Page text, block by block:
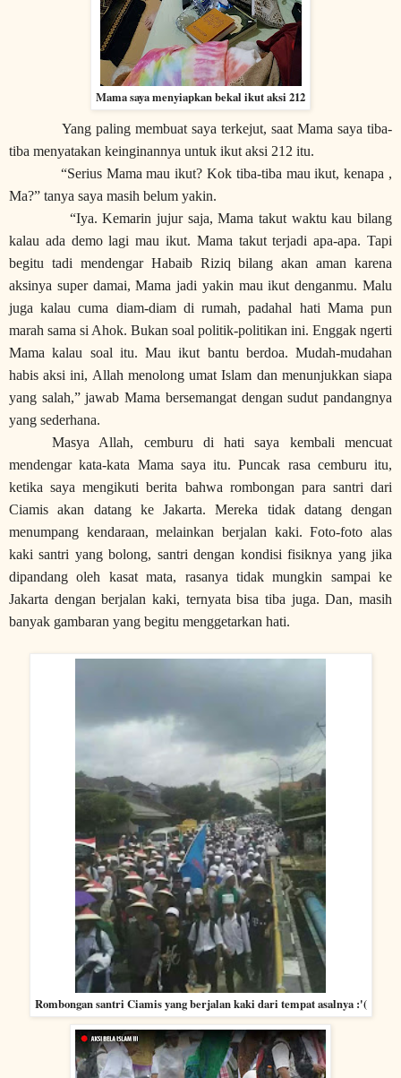
Mama saya menyiapkan bekal ikut aksi 212
Yang paling membuat saya terkejut, saat Mama saya tiba-
tiba menyatakan keinginannya untuk ikut aksi 212 itu.
“Serius Mama mau ikut? Kok tiba-tiba mau ikut, kenapa ,
Ma?” tanya saya masih belum yakin.
“Iya. Kemarin jujur saja, Mama takut waktu kau bilang
kalau ada demo lagi mau ikut. Mama takut terjadi apa-apa. Tapi
begitu tadi mendengar Habaib Riziq bilang akan aman karena
aksinya super damai, Mama jadi yakin mau ikut denganmu. Malu
juga kalau cuma diam-diam di rumah, padahal hati Mama pun
marah sama si Ahok. Bukan soal politik-politikan ini. Enggak ngerti
Mama kalau soal itu. Mau ikut bantu berdoa. Mudah-mudahan
habis aksi ini, Allah menolong umat Islam dan menunjukkan siapa
yang salah,” jawab Mama bersemangat dengan sudut pandangnya
yang sederhana.
Masya Allah, cemburu di hati saya kembali mencuat
mendengar kata-kata Mama saya itu. Puncak rasa cemburu itu,
ketika saya mengikuti berita bahwa rombongan para santri dari
Ciamis akan datang ke Jakarta. Mereka tidak datang dengan
menumpang kendaraan, melainkan berjalan kaki. Foto-foto alas
kaki santri yang bolong, santri dengan kondisi fisiknya yang jika
dipandang oleh kasat mata, rasanya tidak mungkin sampai ke
Jakarta dengan berjalan kaki, ternyata bisa tiba juga. Dan, masih
banyak gambaran yang begitu menggetarkan hati.
Rombongan santri Ciamis yang berjalan kaki dari tempat asalnya :'(